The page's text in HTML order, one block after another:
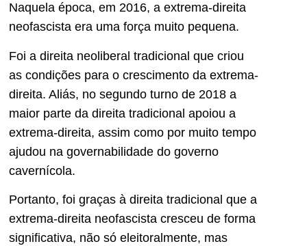
Naquela época, em 2016, a extrema-direita
neofascista era uma força muito pequena.
Foi a direita neoliberal tradicional que criou
as condições para o crescimento da extrema-
direita. Aliás, no segundo turno de 2018 a
maior parte da direita tradicional apoiou a
extrema-direita, assim como por muito tempo
ajudou na governabilidade do governo
cavernícola.
Portanto, foi graças à direita tradicional que a
extrema-direita neofascista cresceu de forma
significativa, não só eleitoralmente, mas